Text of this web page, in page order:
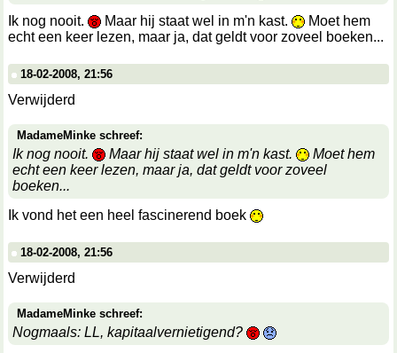
Ik nog nooit.
Maar hij staat wel in m'n kast.
Moet hem
echt een keer lezen, maar ja, dat geldt voor zoveel boeken...
18-02-2008, 21:56
Verwijderd
MadameMinke schreef:
Ik nog nooit. Maar hij staat wel in m'n kast.
Moet hem
echt een keer lezen, maar ja, dat geldt voor zoveel
boeken...
Ik vond het een heel fascinerend boek
18-02-2008, 21:56
Verwijderd
MadameMinke schreef:
Nogmaals: LL, kapitaalvernietigend?